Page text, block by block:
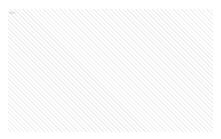
Ads